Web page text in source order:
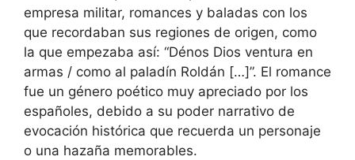
empresa militar, romances y baladas con los
que recordaban sus regiones de origen, como
la que empezaba así: “Dénos Dios ventura en
armas / como al paladín Roldán […]”. El romance
fue un género poético muy apreciado por los
españoles, debido a su poder narrativo de
evocación histórica que recuerda un personaje
o una hazaña memorables.